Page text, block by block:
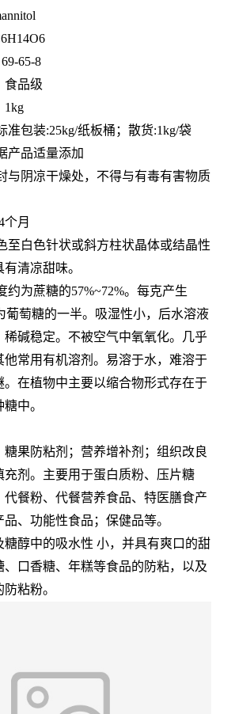
65-8
食品级
1kg
准包装:25kg/纸板桶；散货:1kg/袋
产品适量添加
与阴凉干燥处，不得与有毒有害物质
个月
至白色针状或斜方柱状晶体或结晶性
清凉甜味。
约为蔗糖的57%~72%。每克产生
葡萄糖的一半。吸湿性小，后水溶液
稀碱稳定。不被空气中氧氧化。几乎
他常用有机溶剂。易溶于水，难溶于
。在植物中主要以缩合物形式存在于
中。
糖果防粘剂；营养增补剂；组织改良
充剂。主要用于蛋白质粉、压片糖
代餐粉、代餐营养食品、特医膳食产
、功能性食品；保健品等。
糖醇中的吸水性 小，并具有爽口的甜
、口香糖、年糕等食品的防粘，以及
粘粉。